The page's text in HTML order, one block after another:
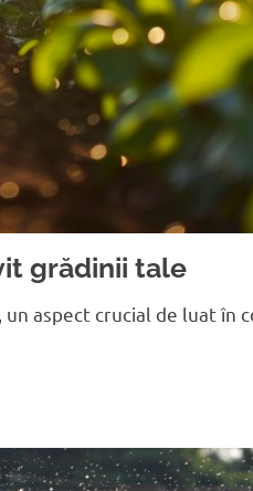
grădinii tale
aspect crucial de luat în